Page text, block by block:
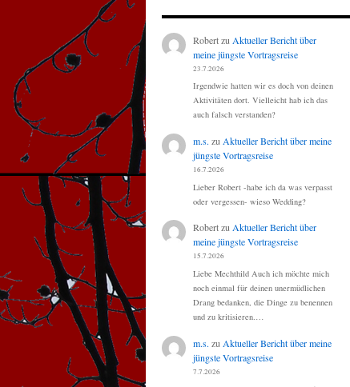
Robertzu Aktueller Bericht über
meine jüngste Vortragsreise
23.7.2026
Irgendwie hatten wir es doch von deinen
Aktivitäten dort. Vielleicht hab ich das
auch falsch verstanden?
m.s. zu Aktueller Bericht über meine
jüngste Vortragsreise
16.7.2026
Lieber Robert -habe ich da was verpasst
oder vergessen- wieso Wedding?
RobertzuAktueller Bericht über
meine jüngste Vortragsreise
15.7.2026
Liebe Mechthild Auch ich möchte mich
noch einmal für deinen unermüdlichen
Drang bedanken, die Dinge zu benennen
und zu kritisieren.…
m.s. zu Aktueller Bericht über meine
jüngste Vortragsreise
7.7.2026